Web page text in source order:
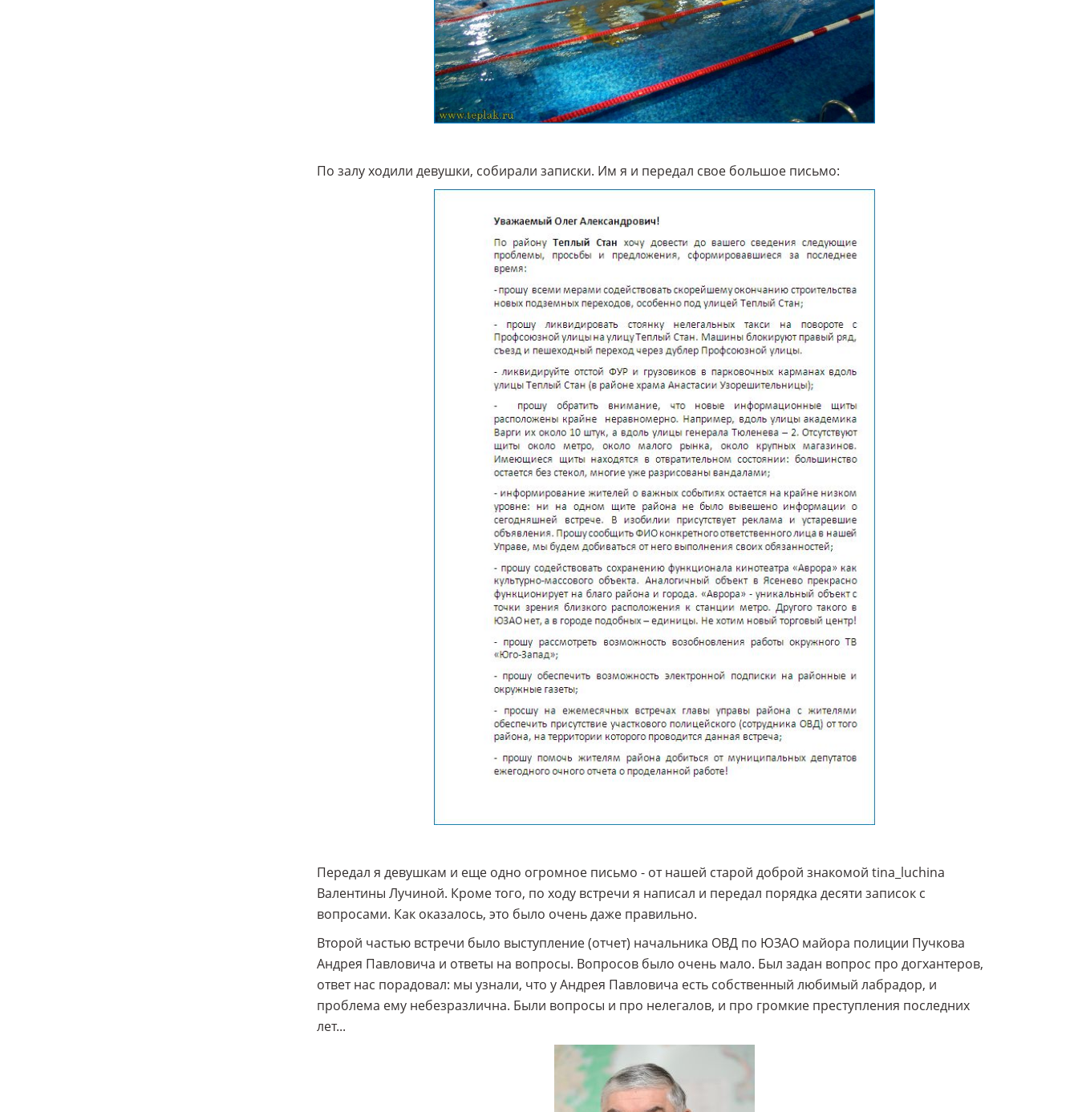
По залу ходили девушки, собирали записки. Им я и передал свое большое письмо:
Передал я девушкам и еще одно огромное письмо - от нашей старой доброй знакомой tina_luchina
Валентины Лучиной. Кроме того, по ходу встречи я написал и передал порядка десяти записок с
вопросами. Как оказалось, это было очень даже правильно.
Второй частью встречи было выступление (отчет) начальника ОВД по ЮЗАО майора полиции Пучкова
Андрея Павловича и ответы на вопросы. Вопросов было очень мало. Был задан вопрос про догхантеров,
ответ нас порадовал: мы узнали, что у Андрея Павловича есть собственный любимый лабрадор, и
проблема ему небезразлична. Были вопросы и про нелегалов, и про громкие преступления последних
лет...